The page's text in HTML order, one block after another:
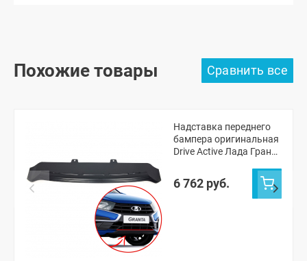
Похожие товары
Надставка переднего
бампера оригинальная
Drive Active Лада Гранта
(неокрашенная)
6 762 руб.